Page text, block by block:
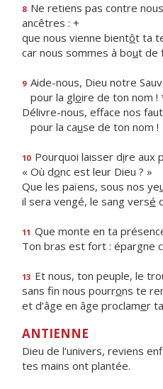
8 Ne retiens pas contre
ancêtres : +
que nous vienne bientôt ta
car nous sommes à bout de
9 Aide-nous, Dieu notre
pour la gloire de ton nom !
Délivre-nous, efface nos
pour la cause de ton nom !
10 Pourquoi laisser dire aux
« Où donc est leur Dieu ? »
Que les païens, sous nos ye
il sera vengé, le sang versé
11 Que monte en ta
Ton bras est fort : épargne
13 Et nous, ton peuple, le
sans fin nous pourrons te
et d’âge en âge proclamer
ANTIENNE
Dieu de l’univers, reviens
tes mains ont plantée.